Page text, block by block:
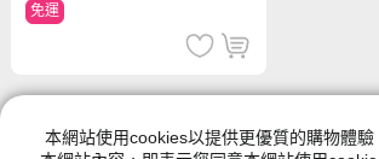
免運
神腦生活的OSMO Nano 系列館別提供各種
本網站使用cookies以提供更優質的購物體